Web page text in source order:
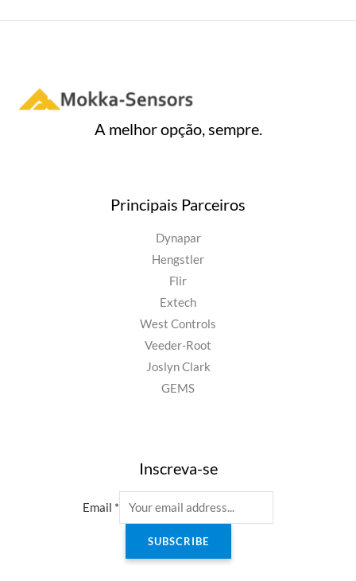
A melhor opção, sempre.
Principais Parceiros
Dynapar
Hengstler
Flir
Extech
West Controls
Veeder-Root
Joslyn Clark
GEMS
Inscreva-se
Email *
SUBSCRIBE